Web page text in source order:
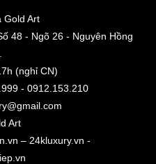
Gold Art
48 - Ngõ 26 - Nguyên Hồng
(nghỉ CN)
- 0912.153.210
Art
– 24kluxury.vn -